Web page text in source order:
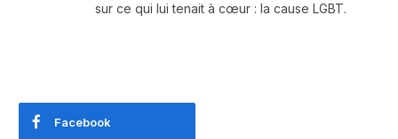
sur ce qui lui tenait à cœur : la cause LGBT.
Facebook